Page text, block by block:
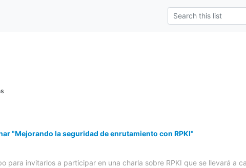
"Mejorando la seguridad de enrutamiento con RPKI"
para invitarlos a participar en una charla sobre RPKI que se llevará a